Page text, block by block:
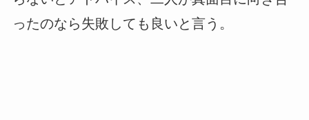
ったのなら失敗しても良いと言う。